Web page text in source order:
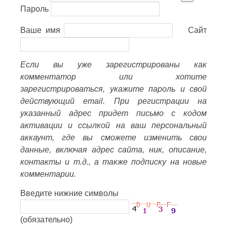
Пароль
Ваше имя Сайт
Если вы уже зарегистрированы как
комментатор или хотите
зарегистрироваться, укажите пароль и свой
действующий email. При регистрации на
указанный адрес придет письмо с кодом
активации и ссылкой на ваш персональный
аккаунт, где вы сможете изменить свои
данные, включая адрес сайта, ник, описание,
контакты и т.д., а также подписку на новые
комментарии.
Введите нижние символы
(обязательно)